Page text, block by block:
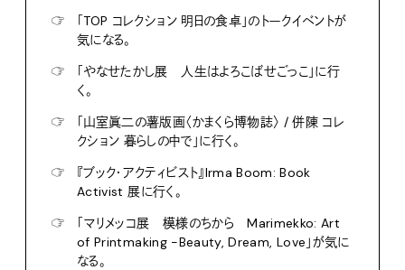
☞
「TOP コレクション 明日の食卓」のトークイベントが
気になる。
☞
「やなせたかし展 人生はよろこばせごっこ」に行
く。
☞
「山室眞二の薯版画〈かまくら博物誌〉 / 併陳 コレ
クション 暮らしの中で」に行く。
☞
『ブック・アクティビスト』Irma Boom: Book
Activist 展に行く。
☞
「マリメッコ展 模様のちから Marimekko: Art
of Printmaking -Beauty, Dream, Love」が気に
なる。